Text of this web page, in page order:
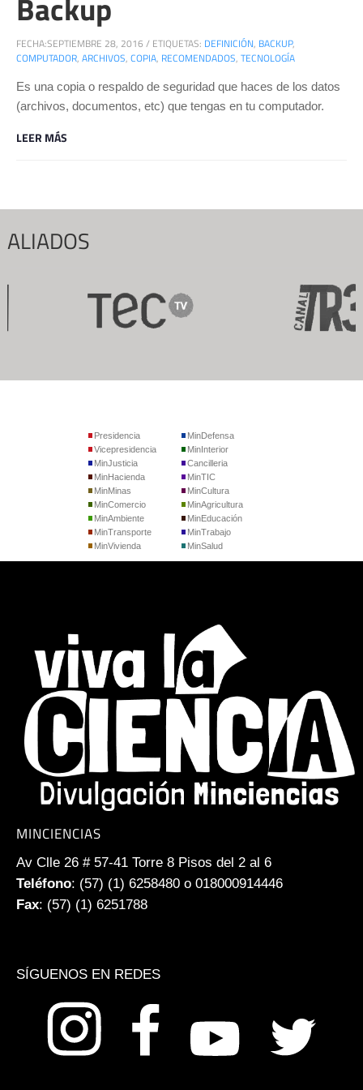
FECHA:SEPTIEMBRE 28, 2016 / ETIQUETAS: DEFINICIÓN, BACKUP,
COMPUTADOR, ARCHIVOS, COPIA, RECOMENDADOS, TECNOLOGÍA
Es una copia o respaldo de seguridad que haces de los datos
(archivos, documentos, etc) que tengas en tu computador.
LEER MÁS
ALIADOS
Presidencia
Vicepresidencia
MinJusticia
MinDefensa
MinInterior
Cancilleria
MinHacienda
MinMinas
MinComercio
MinTIC
MinCultura
MinAgricultura
MinAmbiente
MinTransporte
MinVivienda
MinEducación
MinTrabajo
MinSalud
MINCIENCIAS
Av Clle 26 # 57-41 Torre 8 Pisos del 2 al 6
Teléfono: (57) (1) 6258480 o 018000914446
Fax: (57) (1) 6251788
SÍGUENOS EN REDES